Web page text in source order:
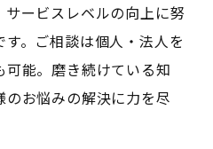
ービスレベルの向上に努
。ご相談は個人・法人を
能。磨き続けている知
お悩みの解決に力を尽